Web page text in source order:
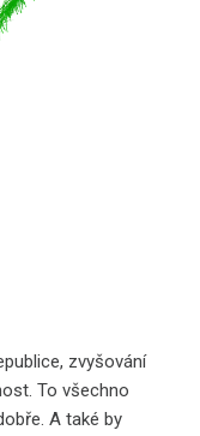
zvyšování
To všechno
A také by